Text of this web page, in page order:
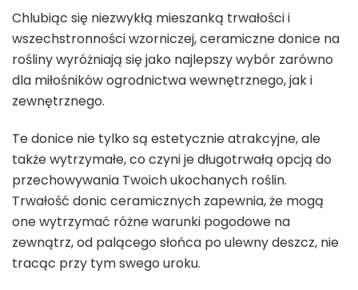
Chlubiąc się niezwykłą mieszanką trwałości i
wszechstronności wzorniczej, ceramiczne donice na
rośliny wyróżniają się jako najlepszy wybór zarówno
dla miłośników ogrodnictwa wewnętrznego, jak i
zewnętrznego.
Te donice nie tylko są estetycznie atrakcyjne, ale
także wytrzymałe, co czyni je długotrwałą opcją do
przechowywania Twoich ukochanych roślin.
Trwałość donic ceramicznych zapewnia, że mogą
one wytrzymać różne warunki pogodowe na
zewnątrz, od palącego słońca po ulewny deszcz, nie
tracąc przy tym swego uroku.